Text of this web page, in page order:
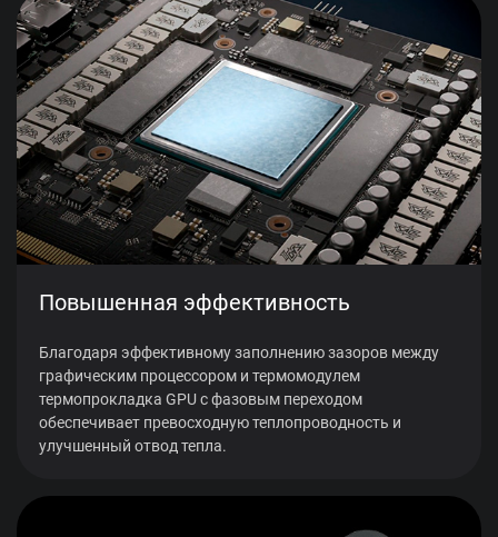
Повышенная эффективность
Благодаря эффективному заполнению зазоров между
графическим процессором и термомодулем
термопрокладка GPU с фазовым переходом
обеспечивает превосходную теплопроводность и
улучшенный отвод тепла.